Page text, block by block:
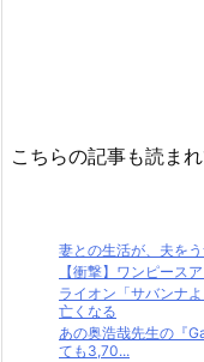
こちらの記事も読ま
妻との生活が、夫を
【衝撃】ワンピース
ライオン「サバンナ
亡くなる
あの奥浩哉先生の『
ても3,70...